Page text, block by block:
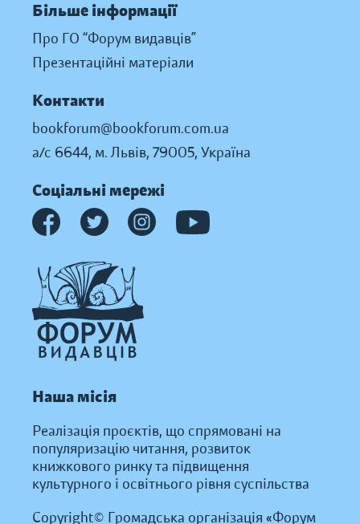
Більше інформації
Про ГО “Форум видавців”
Презентаційні матеріали
Контакти
bookforum@bookforum.com.ua
а/с 6644, м. Львів, 79005, Україна
Соціальні мережі
Наша місія
Реалізація проєктів, що спрямовані на
популяризацію читання, розвиток
книжкового ринку та підвищення
культурного і освітнього рівня суспільства
Copyright© Громадська організація «Форум